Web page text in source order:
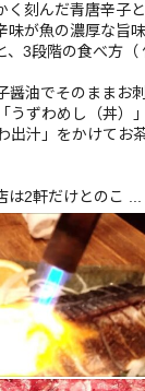
く刻んだ青唐辛子
味が魚の濃厚な旨
、3段階の食べ方（
醤油でそのままお
うずわめし（丼）
出汁」をかけてお
は2軒だけとのこ